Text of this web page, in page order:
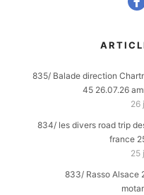
835/ Balade direction
45 26.07.26
26
834/ les divers road trip
france
25
833/ Rasso Alsace